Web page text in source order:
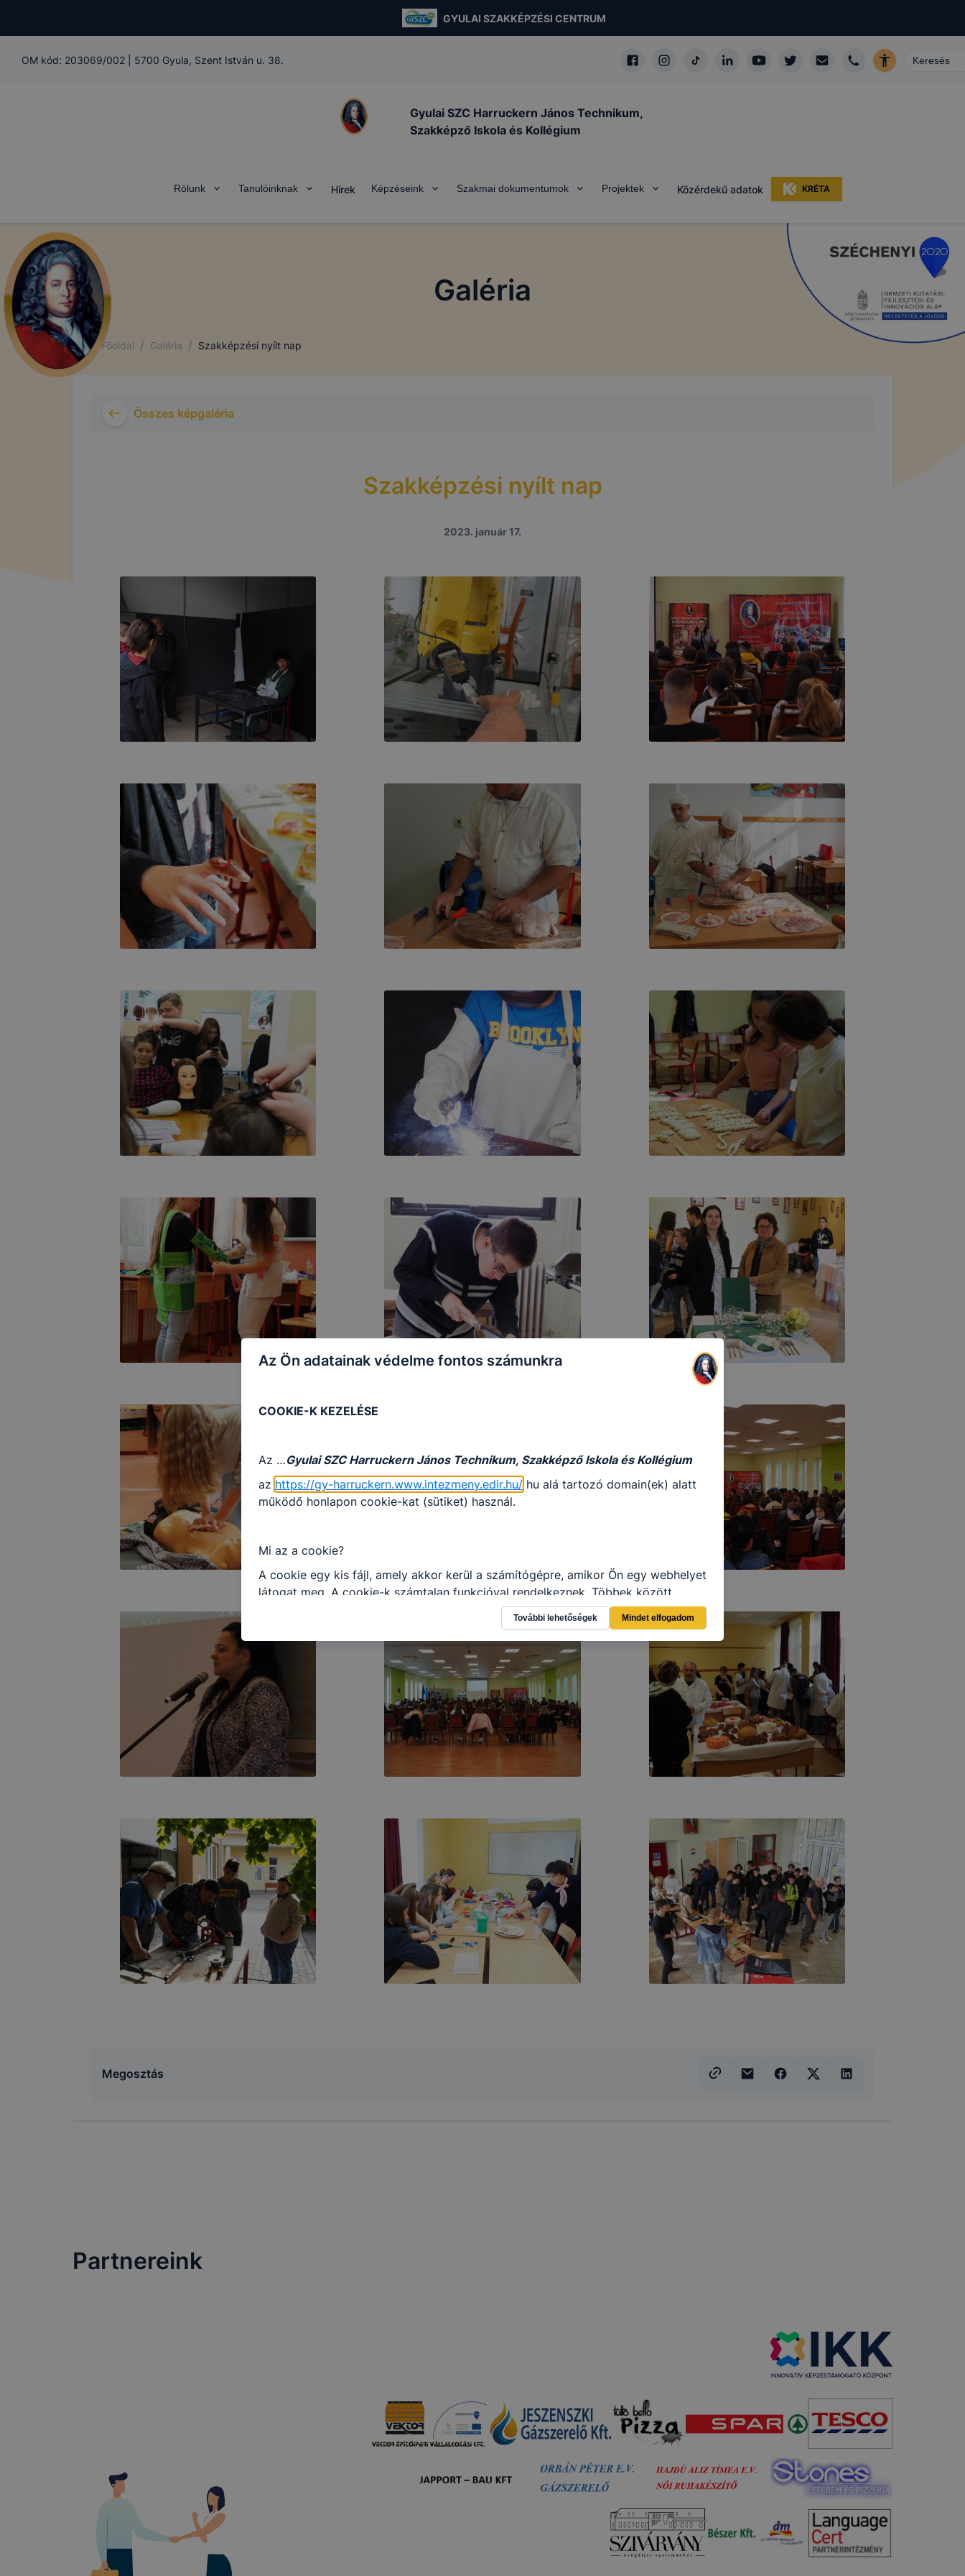
GYULAI SZAKKÉPZÉSI CENTRUM
OM kód: 203069/002 5700 Gyula, Szent István u. 38.
Gyulai SZC Harruckern János Technikum,
Szakképző Iskola és Kollégium
Rólunk Tanulóinknak Hírek Képzéseink Szakmai dokumentumok Projektek Közérdekű adatok KRÉTA
Galéria
Főoldal / Galéria / Szakképzési nyílt nap
Összes képgaléria
Szakképzési nyílt nap
2023. január 17.
Megosztás
Partnereink
Az Ön adatainak védelme fontos számunkra
COOKIE-K KEZELÉSE
Az …Gyulai SZC Harruckern János Technikum, Szakképző Iskola és Kollégium
az https://gy-harruckern.www.intezmeny.edir.hu/ hu alá tartozó domain(ek) alatt
működő honlapon cookie-kat (sütiket) használ.
Mi az a cookie?
A cookie egy kis fájl, amely akkor kerül a számítógépre, amikor Ön egy webhelyet
látogat meg. A cookie-k számtalan funkcióval rendelkeznek. Többek között
információt gyűjtenek, megjegyzik a látogató egyéni beállításait és
általánosságban megkönnyítik a honlap használatát.
A cookie-kal weboldalunk nem gyűjt és nem tárol személyes azonosításra
alkalmas adatokat. Így ezek a cookiek nem tudják Önt személy szerint
beazonosítani.
AzGyulai SZC Harruckern János Technikum, Szakképző Iskola és Kollégium
milyen cookie-kat és mire használ?
Gyulai SZC Harruckern János Technikum, Szakképző Iskola és Kollégium
cookie-kat a következő célokból használja:
➢ információ gyűjtése azzal kapcsolatban, hogyan használja Ön a honlapot -
annak felmérésével, hogy a honlap melyik részeit látogatja, vagy használja
leginkább, így megtudhatjuk, hogyan biztosítsunk Önnek még jobb felhasználói
élményt, ha ismét meglátogatja oldalunkat,
➢ honlap fejlesztése.
cookie-kat arra használjuk, hogy információt gyűjtsünk
azzal kapcsolatban, hogyan használják látogatóink honlapunkat. Ezek a cookie-k
nem tudják Önt személy szerint beazonosítani (az éppen használt IP címet is csak
részben rögzítik), olyan információkat gyűjtenek, mint pl., hogy melyik oldalt
nézett meg a látogatónk, a felhasználó a honlap mely részére kattintott, hány
oldalt keresett fel, milyen hosszú volt az egyes munkamenetek megtekintési ideje,
melyek voltak az esetleges hibaüzenetek. Mindez honlapunk fejlesztése, valamint
a felhasználók számára biztosított élmények javítása céljából történik.
További lehetőségek Mindet elfogadom